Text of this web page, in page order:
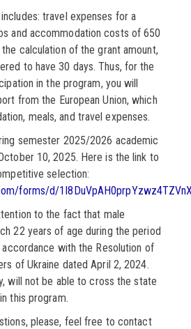
travel expenses for a
and accommodation costs of 650
calculation of the grant amount,
to have 30 days. Thus, for the
in the program, you will
from the European Union, which
meals, and travel expenses.
semester 2025/2026 academic
10, 2025. Here is the link to
selection:
forms/d/
to the fact that male
22 years of age during the period
with the Resolution of
of Ukraine dated April 2, 2024.
will not be able to cross the state
this program.
please, feel free to contact